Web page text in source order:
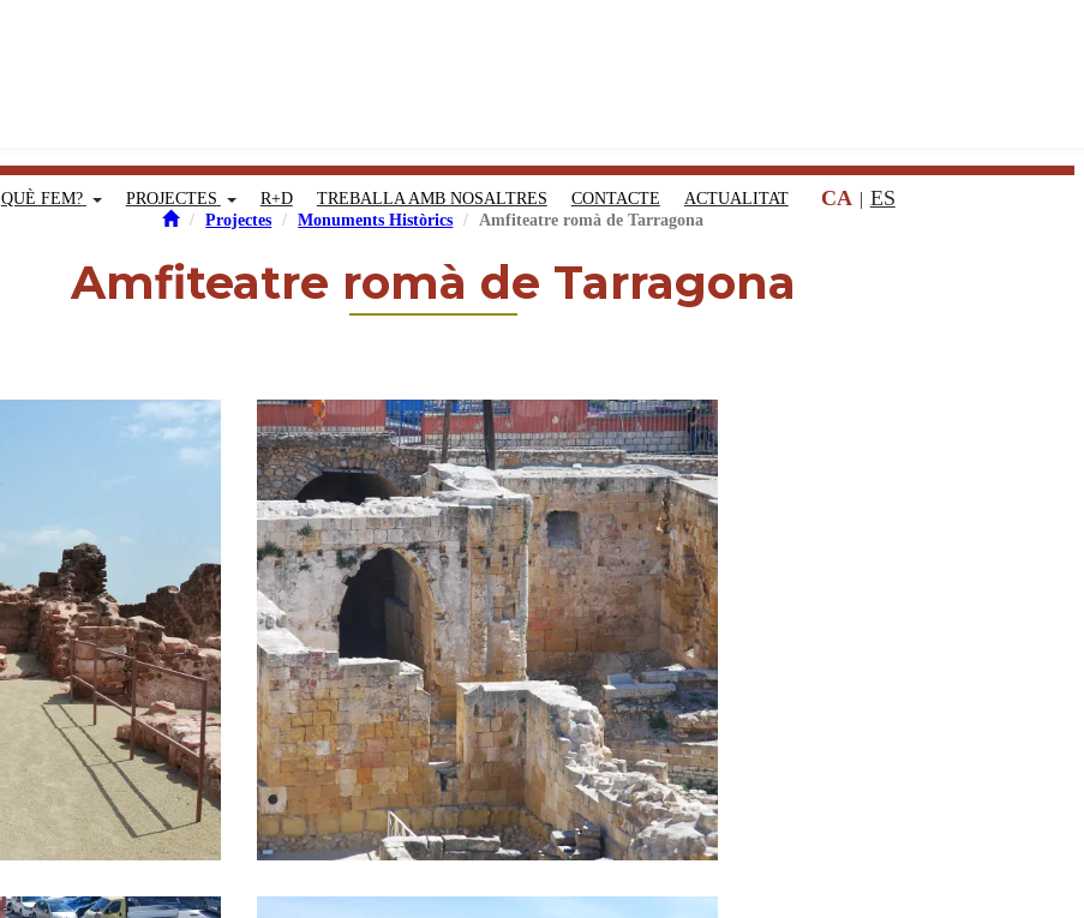
QUÈ FEM? PROJECTES R+D TREBALLA AMB NOSALTRES CONTACTE ACTUALITAT CA ES
Projectes Monuments Històrics Amfiteatre romà de Tarragona
Amfiteatre romà de Tarragona